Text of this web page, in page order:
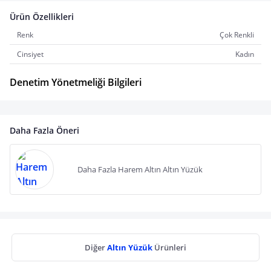
Ürün Özellikleri
Renk
Çok Renkli
Cinsiyet
Kadın
Denetim Yönetmeliği Bilgileri
Daha Fazla Öneri
Daha Fazla Harem Altın Altın Yüzük
DiğerAltın Yüzük Ürünleri